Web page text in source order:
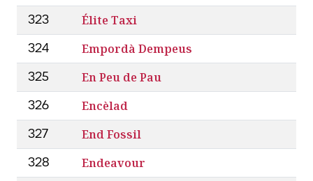
323 Élite Taxi
324 Empordà Dempeus
325 En Peu de Pau
326 Encèlad
327 End Fossil
328 Endeavour